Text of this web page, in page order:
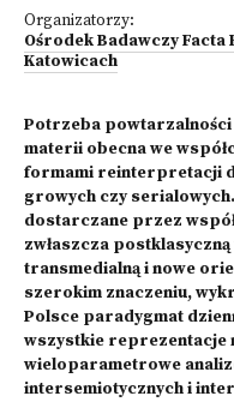
Organizatorzy:
Ośrodek Badawczy Facta
Katowicach
Potrzeba
materii obecna we
formami reinterpretacji
growych czy
dostarczane przez
zwłaszcza
transmedialną i nowe
szerokim znaczeniu,
Polsce paradygmat
wszystkie reprezentacje
wieloparametrowe
intersemiotycznych i